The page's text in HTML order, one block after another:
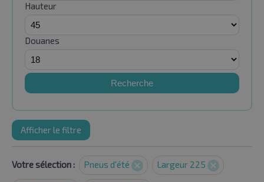
Hauteur
Douanes
Recherche
Afficher le filtre
Votre sélection : Pneus d'été Largeur 225